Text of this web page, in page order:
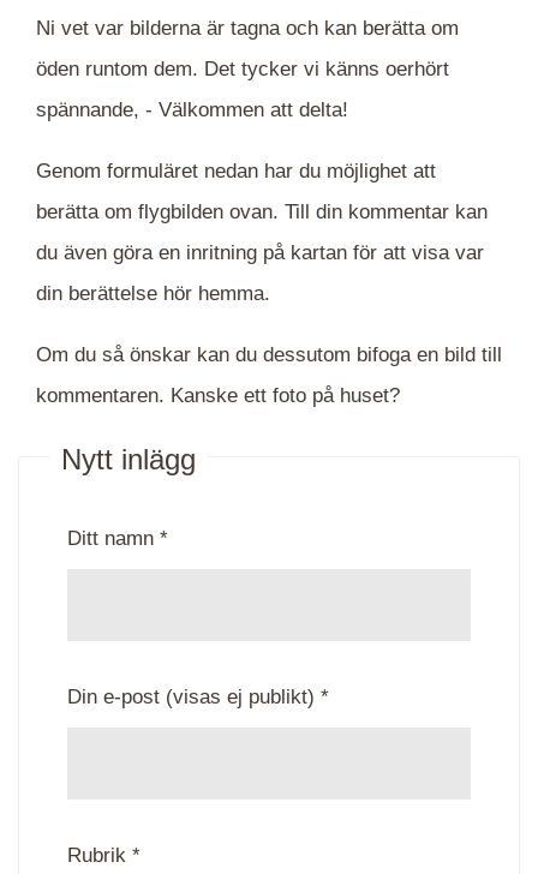
Ni vet var bilderna är tagna och kan berätta om
öden runtom dem. Det tycker vi känns oerhört
spännande, - Välkommen att delta!
Genom formuläret nedan har du möjlighet att
berätta om flygbilden ovan. Till din kommentar kan
du även göra en inritning på kartan för att visa var
din berättelse hör hemma.
Om du så önskar kan du dessutom bifoga en bild till
kommentaren. Kanske ett foto på huset?
Nytt inlägg
Ditt namn *
Din e-post (visas ej publikt) *
Rubrik *